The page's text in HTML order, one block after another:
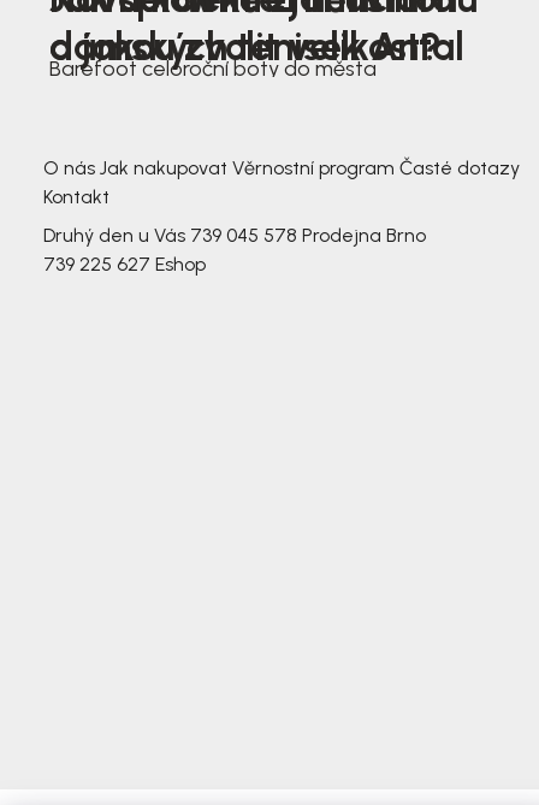
dámských tenisek Antal
a jakou zvolit velikost?
Barefoot celoroční boty do města
O nás Jak nakupovat Věrnostní program Časté dotazy
Kontakt
Druhý den u Vás 739 045 578 Prodejna Brno
739 225 627 Eshop